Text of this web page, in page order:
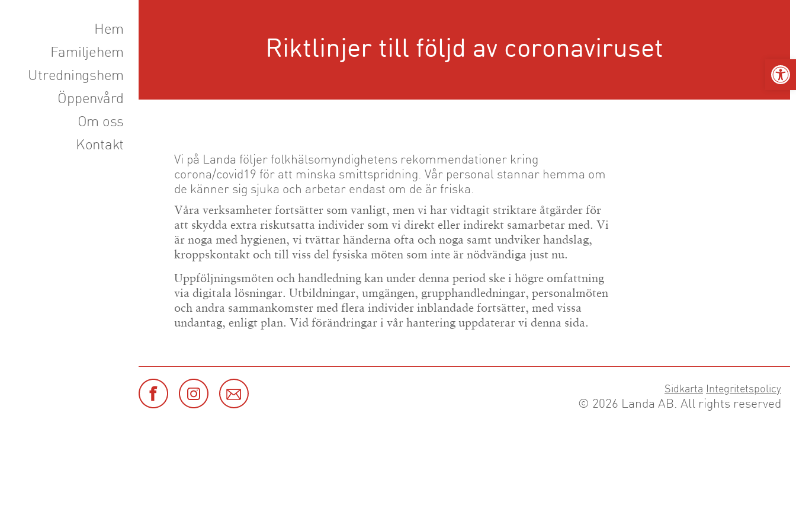
Hem
Familjehem
Utredningshem
Öppenvård
Om oss
Kontakt
Riktlinjer till följd av coronaviruset
Vi på Landa följer folkhälsomyndighetens rekommendationer kring
corona/covid19 för att minska smittspridning. Vår personal stannar hemma om
de känner sig sjuka och arbetar endast om de är friska.
Våra verksamheter fortsätter som vanligt, men vi har vidtagit striktare åtgärder för
att skydda extra riskutsatta individer som vi direkt eller indirekt samarbetar med. Vi
är noga med hygienen, vi tvättar händerna ofta och noga samt undviker handslag,
kroppskontakt och till viss del fysiska möten som inte är nödvändiga just nu.
Uppföljningsmöten och handledning kan under denna period ske i högre omfattning
via digitala lösningar. Utbildningar, umgängen, grupphandledningar, personalmöten
och andra sammankomster med flera individer inblandade fortsätter, med vissa
undantag, enligt plan. Vid förändringar i vår hantering uppdaterar vi denna sida.
Sidkarta Integritetspolicy
© 2026 Landa AB. All rights reserved